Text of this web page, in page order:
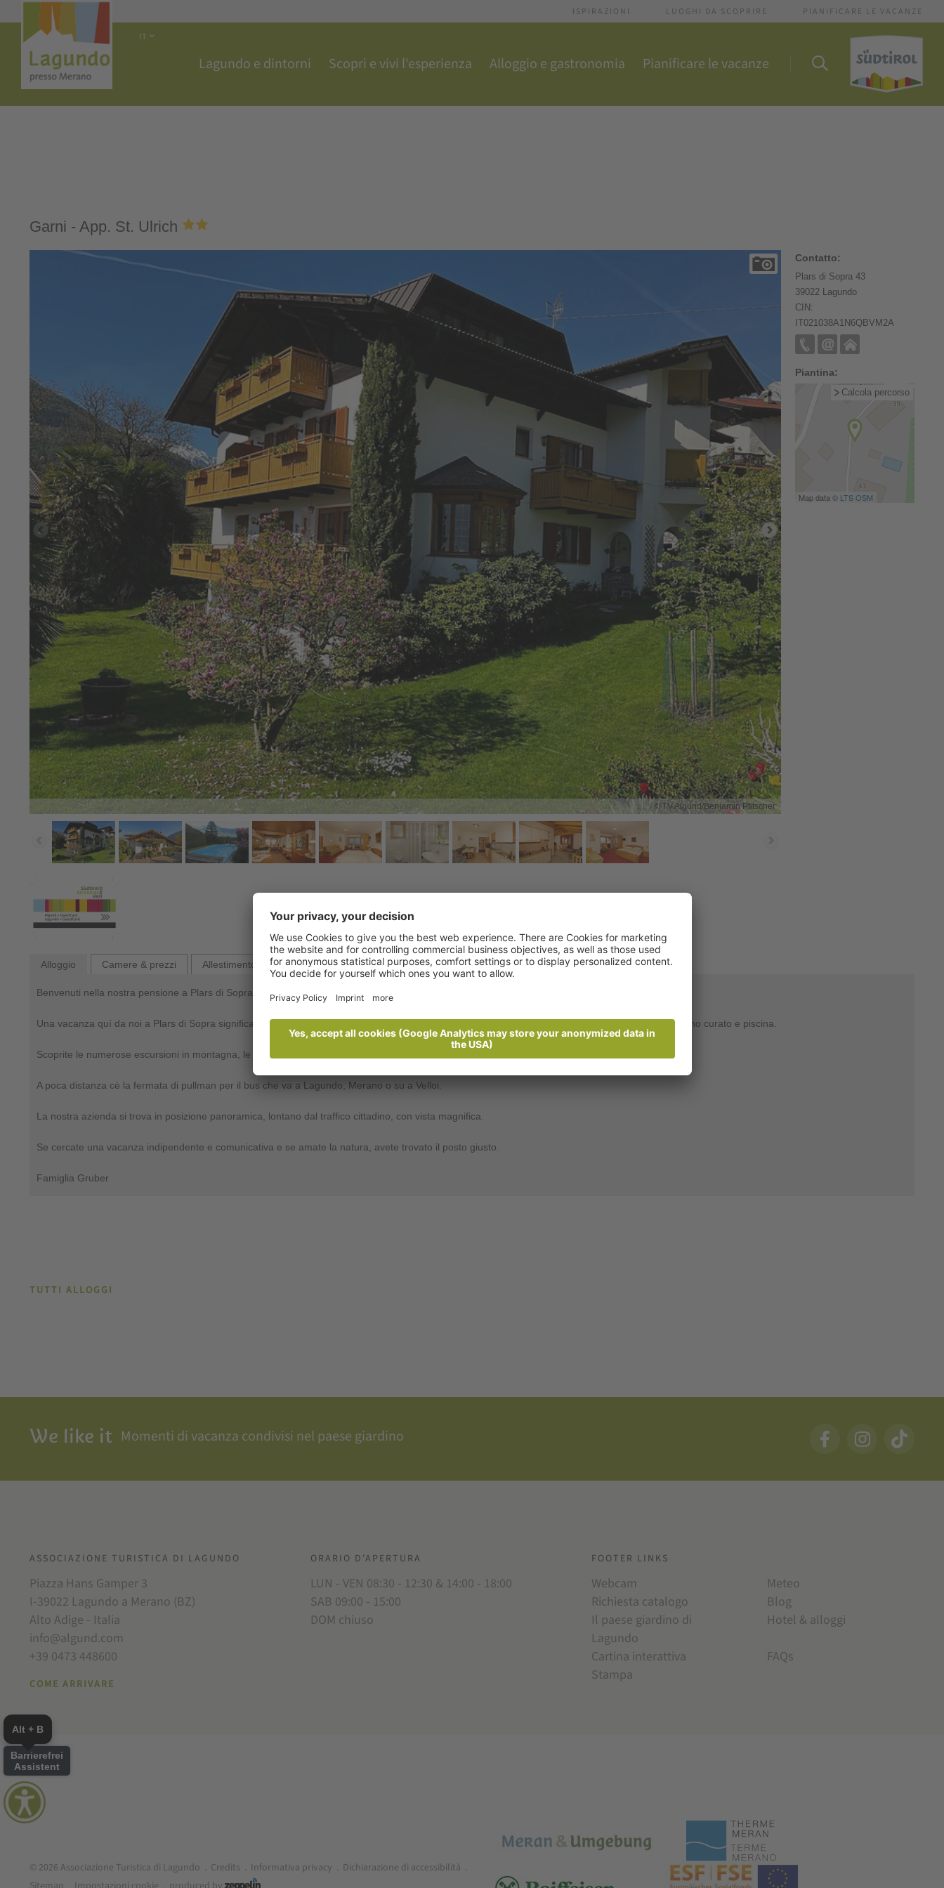
ISPIRAZIONI LUOGHI DA SCOPRIRE PIANIFICARE LE VACANZE
IT
Lagundo e dintorni Scopri e vivi l'esperienza Alloggio e gastronomia Pianificare le vacanze
Garni - App. St. Ulrich
Contatto:
Plars di Sopra 43
39022 Lagundo
CIN:
IT021038A1N6QBVM2A
Piantina:
Map data © LTSOSM
Calcola percorso
© TV Algund/Benjamin Pfitscher
Alloggio Camere & prezzi Allestimento Invia richiesta
Benvenuti nella nostra pensione a Plars di Sopra!
Una vacanza quí da noi a Plars di Sopra significa relax e riposo in ambienti accoglienti, camere o appartamenti, immersi nel verde con un bel giardino curato e piscina.
Scoprite le numerose escursioni in montagna, le passeggiate in vicinanza ed i locali tipici di zona.
A poca distanza cè la fermata di pullman per il bus che va a Lagundo, Merano o su a Velloi.
La nostra azienda si trova in posizione panoramica, lontano dal traffico cittadino, con vista magnifica.
Se cercate una vacanza indipendente e comunicativa e se amate la natura, avete trovato il posto giusto.
Famiglia Gruber
TUTTI ALLOGGI
We like it Momenti di vacanza condivisi nel paese giardino
ASSOCIAZIONE TURISTICA DI LAGUNDO
Piazza Hans Gamper 3
I-39022 Lagundo a Merano (BZ)
Alto Adige - Italia
info@algund.com
+39 0473 448600
COME ARRIVARE
ORARIO D'APERTURA
LUN - VEN 08:30 - 12:30 & 14:00 - 18:00
SAB 09:00 - 15:00
DOM chiuso
FOOTER LINKS
Webcam
Meteo
Richiesta catalogo
Blog
Il paese giardino di
Lagundo
Hotel & alloggi
Cartina interattiva
FAQs
Stampa
© 2026 Associazione Turistica di Lagundo . Credits . Informativa privacy . Dichiarazione di accessibilità .
Alt + B
Barrierefrei
Assistent